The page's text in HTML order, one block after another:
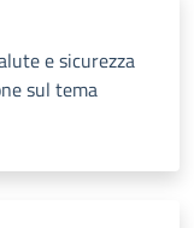
e sicurezza
sul tema